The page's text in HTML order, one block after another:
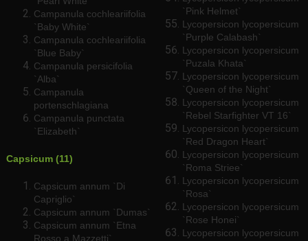
Campanula cochleariifolia
`Baby White`
Campanula cochleariifolia
`Blue Baby`
Campanula persicifolia
`Alba`
Campanula
portenschlagiana
Campanula punctata
`Elizabeth`
Capsicum (11)
Capsicum annum `Di
Capriglio`
Capsicum annum `Dumas`
Capsicum annum `Etna
Rosso a Mazzetti`
`Pink Helmet`
Lycopersicon lycopersicum
`Purple Calabash`
Lycopersicon lycopersicum
`Puzala Khata`
Lycopersicon lycopersicum
`Queen of the Night`
Lycopersicon lycopersicum
`Rebel Starfighter VT 16`
Lycopersicon lycopersicum
`Red Dragon Heart`
Lycopersicon lycopersicum
`Roma Striee`
Lycopersicon lycopersicum
`Rosa`
Lycopersicon lycopersicum
`Rose Honei`
Lycopersicon lycopersicum